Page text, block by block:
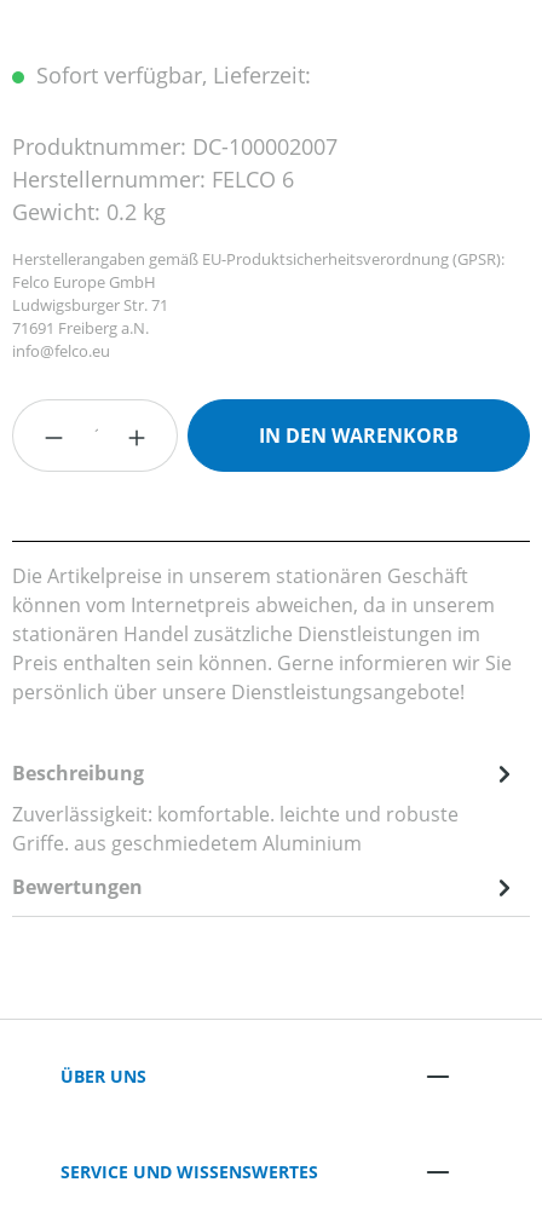
Sofort verfügbar, Lieferzeit:
Produktnummer: DC-100002007
Herstellernummer: FELCO 6
Gewicht: 0.2 kg
Herstellerangaben gemäß EU-Produktsicherheitsverordnung (GPSR):
Felco Europe GmbH
Ludwigsburger Str. 71
71691 Freiberg a.N.
info@felco.eu
Produkt Anzahl: Gib den gewünschten
IN DEN WARENKORB
Die Artikelpreise in unserem stationären Geschäft
können vom Internetpreis abweichen, da in unserem
stationären Handel zusätzliche Dienstleistungen im
Preis enthalten sein können. Gerne informieren wir Sie
persönlich über unsere Dienstleistungsangebote!
Beschreibung
Zuverlässigkeit: komfortable. leichte und robuste
Griffe. aus geschmiedetem Aluminium
Bewertungen
ÜBER UNS
SERVICE UND WISSENSWERTES